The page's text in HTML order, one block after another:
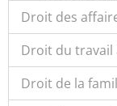
Droit des
Droit du travail
Droit de la